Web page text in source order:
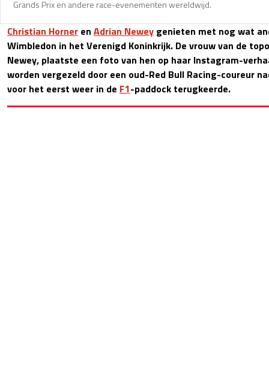
Grands Prix en andere race-evenementen wereldwijd.
Christian Horner en Adrian Newey genieten met nog wat
Wimbledon in het Verenigd Koninkrijk. De vrouw van de
Newey, plaatste een foto van hen op haar Instagram-
worden vergezeld door een oud-Red Bull Racing-coureur
voor het eerst weer in de F1-paddock terugkeerde.